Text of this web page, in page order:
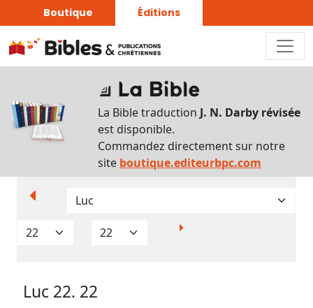
Boutique Éditions
La Bible traduction J. N. Darby révisée
est disponible.
Commandez directement sur notre
site boutique.editeurbpc.com
Luc 22. 22
d’affichage
Par
verset
Translittérations
Analyse